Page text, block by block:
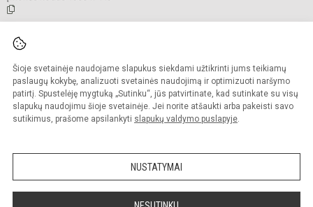
Šioje svetainėje naudojame slapukus siekdami užtikrinti jums teikiamų
paslaugų kokybę, analizuoti svetainės naudojimą ir optimizuoti naršymo
patirtį. Spustelėję mygtuką „Sutinku“, jūs patvirtinate, kad sutinkate su visų
slapukų naudojimu šioje svetainėje. Jei norite atšaukti arba pakeisti savo
sutikimus, prašome apsilankyti slapukų valdymo puslapyje.
NUSTATYMAI
Kopijuoti turinį be raštiško mokyklos administracijos sutikimo griežtai
draudžiama.
Prieinamumo paraiška Slapukų valdymas
Sumanus būdas atnaujinti